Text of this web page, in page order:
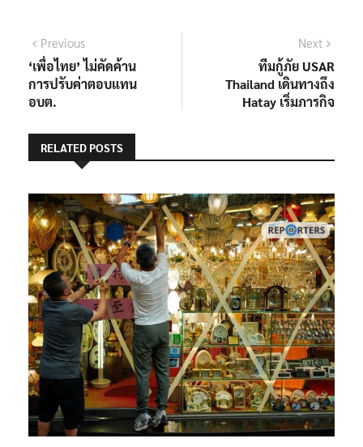
แนะแนว
เรื่อง
PreviousPrevious
post:
‘เพื่อไทย’ ไม่คัดค้าน
การปรับค่าตอบแทน
อบต.
Next
ทีมกู้ภัย USAR
Thailand เดินทางถึง
Hatay เริ่มภารกิจ
RELATED POSTS